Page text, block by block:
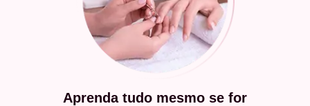
Aprenda tudo mesmo se for